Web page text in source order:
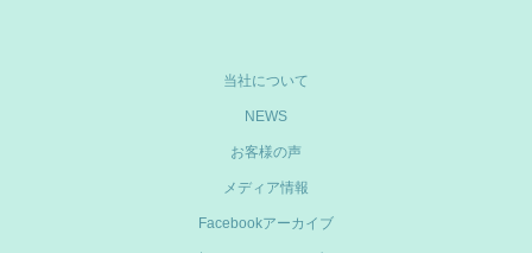
当社について
NEWS
お客様の声
メディア情報
Facebookアーカイブ